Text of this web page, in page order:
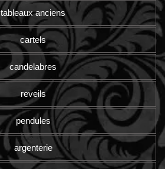
tableaux anciens
cartels
candelabres
reveils
pendules
argenterie